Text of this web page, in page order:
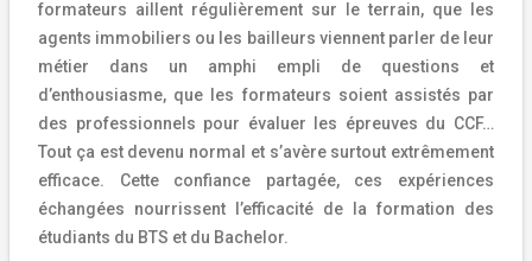
formateurs aillent régulièrement sur le terrain, que les
agents immobiliers ou les bailleurs viennent parler de leur
métier dans un amphi empli de questions et
d’enthousiasme, que les formateurs soient assistés par
des professionnels pour évaluer les épreuves du CCF…
Tout ça est devenu normal et s’avère surtout extrêmement
efficace. Cette confiance partagée, ces expériences
échangées nourrissent l’efficacité de la formation des
étudiants du BTS et du Bachelor.